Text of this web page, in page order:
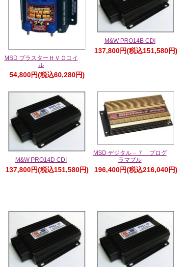
MSD ブラスターＨＶＣコイ
ル
54,800円(税込60,280円)
M&W PRO14B CDI
137,800円(税込151,580円)
M&W PRO14D CDI
137,800円(税込151,580円)
MSD デジタル－７ プログ
ラマブル
196,400円(税込216,040円)